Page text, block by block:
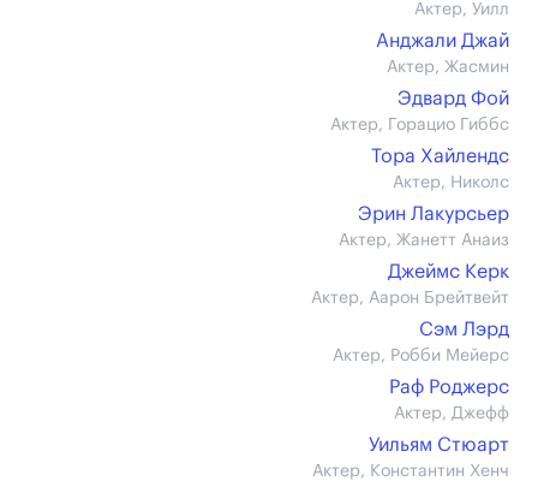
Актер, Уилл
Анджали Джай
Актер, Жасмин
Эдвард Фой
Актер, Горацио Гиббс
Тора Хайлендс
Актер, Николс
Эрин Лакурсьер
Актер, Жанетт Анаиз
Джеймс Керк
Актер, Аарон Брейтвейт
Сэм Лэрд
Актер, Робби Мейерс
Раф Роджерс
Актер, Джефф
Уильям Стюарт
Актер, Константин Хенч